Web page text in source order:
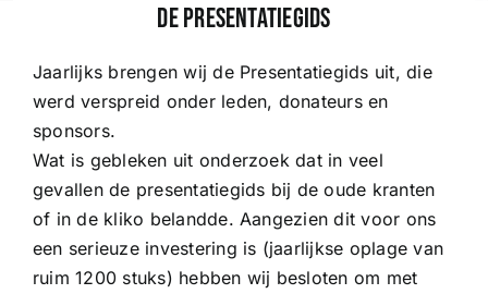
Trainingsschema
Leden
Clubinformatie
De Presentatiegids
Jaarlijks brengen wij de Presentatiegids uit, die
werd verspreid onder leden, donateurs en
sponsors.
Wat is gebleken uit onderzoek dat in veel
gevallen de presentatiegids bij de oude kranten
of in de kliko belandde. Aangezien dit voor ons
een serieuze investering is (jaarlijkse oplage van
ruim 1200 stuks) hebben wij besloten om met